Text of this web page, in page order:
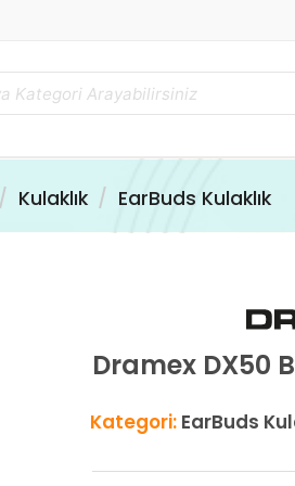
Kulaklık EarBuds Kulaklık
Dramex DX50
Kategori: EarBuds